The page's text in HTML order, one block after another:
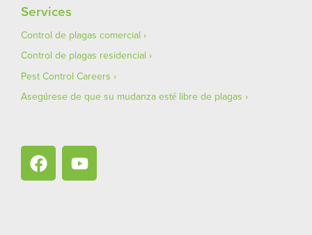
Services
Control de plagas comercial
Control de plagas residencial
Pest Control Careers
Asegúrese de que su mudanza esté libre de plagas